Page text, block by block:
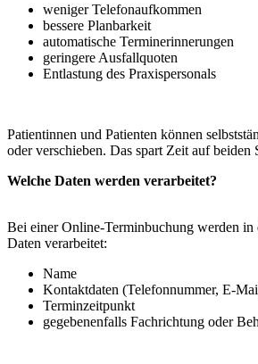
weniger Telefonaufkommen
bessere Planbarkeit
automatische Terminerinnerungen
geringere Ausfallquoten
Entlastung des Praxispersonals
Patientinnen und Patienten können
oder verschieben. Das spart Zeit auf beiden
Welche Daten werden verarbeitet?
Bei einer Online-Terminbuchung werden in
Daten verarbeitet:
Name
Kontaktdaten (Telefonnummer, E-
Terminzeitpunkt
gegebenenfalls Fachrichtung oder